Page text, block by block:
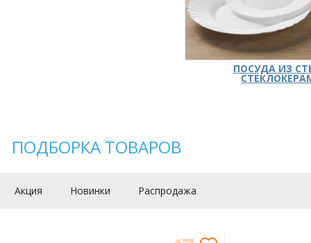
ПОСУДА ИЗ
ПОДБОРКА ТОВАРОВ
Акция Новинки Распродажа